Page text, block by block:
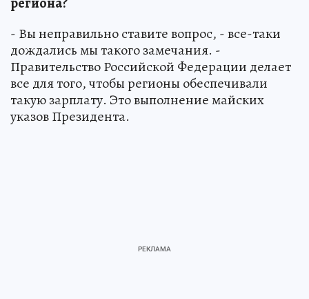
- Вы неправильно ставите вопрос, - все-таки
дождались мы такого замечания. -
Правительство Российской Федерации делает
все для того, чтобы регионы обеспечивали
такую зарплату. Это выполнение майских
указов Президента.